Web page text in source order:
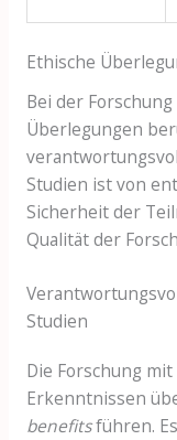
Ethische
Bei der
Überlegungen
Studien ist von
Sicherheit der
Qualität der
Studien
Die Forschung
Erkenntnissen
benefitsführen.